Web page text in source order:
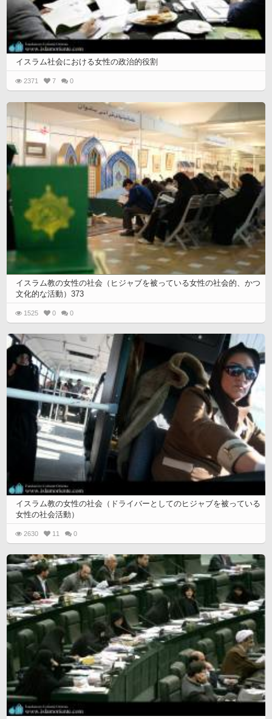
イスラム社会における女性の政治的役割
2371 7 0
イスラム教の女性の社会（ヒジャブを被っている女性の社会的、かつ
文化的な活動）373
1525 0 0
イスラム教の女性の社会（ドライバーとしてのヒジャブを被っている
女性の社会活動）
2630 11 0